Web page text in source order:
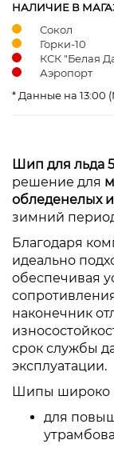
НАЛИЧИЕ В
Сокол
Горки-10
КСК "Белая
Аэропорт
* Данные на 13:00
Шип для льда
решение для
обледенелых и
зимний
Благодаря
идеально
обеспечивая
наконечник
срок службы
эксплуатации.
Шипы широко
для